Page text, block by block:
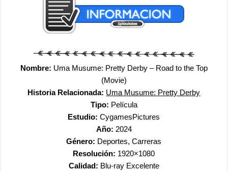
Nombre: Uma Musume: Pretty Derby – Road to the Top
(Movie)
Historia Relacionada: Uma Musume: Pretty Derby
Tipo: Película
Estudio: CygamesPictures
Año: 2024
Género: Deportes, Carreras
Resolución: 1920×1080
Calidad: Blu-ray Excelente